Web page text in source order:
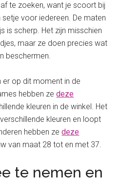
te zoeken, want je scoort bij
voor iedereen. De maten
is scherp. Het zijn misschien
maar ze doen precies wat
beschermen.
er op dit moment in de
hebben zedeze
kleuren in de winkel. Het
kleuren en loopt
hebben zedeze
van maat 28 tot en met 37.
te nemen en